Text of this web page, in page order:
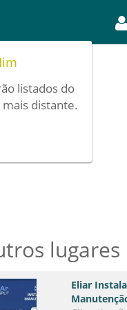
listados do
distante.
lugares
Eliar